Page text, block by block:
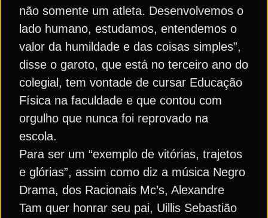
não somente um atleta. Desenvolvemos o
lado humano, estudamos, entendemos o
valor da humildade e das coisas simples”,
disse o garoto, que está no terceiro ano do
colegial, tem vontade de cursar Educação
Física na faculdade e que contou com
orgulho que nunca foi reprovado na
escola.
Para ser um “exemplo de vitórias, trajetos
e glórias”, assim como diz a música Negro
Drama, dos Racionais Mc’s, Alexandre
Tam quer honrar seu pai, Uillis Sebastião